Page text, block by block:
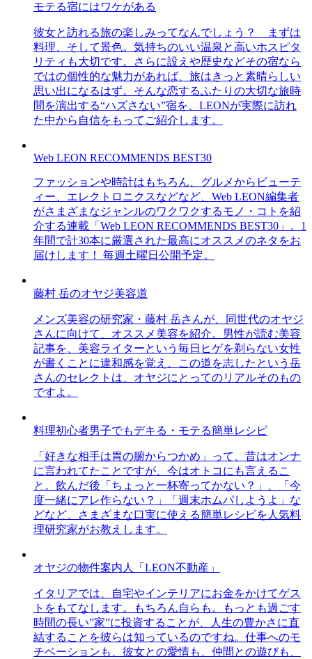
モテる宿にはワケがある
彼女と訪れる旅の楽しみってなんでしょう？ まずは
料理、そして景色。気持ちのいい温泉と高いホスピタ
リティも大切です。さらに設えや歴史などその宿なら
ではの個性的な魅力があれば、旅はきっと素晴らしい
思い出になるはず。そんな恋するふたりの大切な旅時
間を演出する“ハズさない”宿を、LEONが実際に訪れ
た中から自信をもってご紹介します。
Web LEON RECOMMENDS BEST30
ファッションや時計はもちろん、グルメからビューテ
ィー、エレクトロニクスなどなど、Web LEON編集者
がさまざまなジャンルのワクワクするモノ・コトを紹
介する連載「Web LEON RECOMMENDS BEST30」。1
年間で計30本に厳選された最高にオススメのネタをお
届けします！ 毎週土曜日公開予定。
藤村 岳のオヤジ美容道
メンズ美容の研究家・藤村 岳さんが、同世代のオヤジ
さんに向けて、オススメ美容を紹介。男性が読む美容
記事を、美容ライターという毎日ヒゲを剃らない女性
が書くことに違和感を覚え、この道を志したという岳
さんのセレクトは、オヤジにとってのリアルそのもの
ですよ。
料理初心者男子でもデキる・モテる簡単レシピ
「好きな相手は胃の腑からつかめ」って、昔はオンナ
に言われてたことですが、今はオトコにも言えるこ
と。飲んだ後「ちょっと一杯寄ってかない？」、「今
度一緒にアレ作らない？」「週末ホムパしようよ」な
どなど、さまざまな口実に使える簡単レシピを人気料
理研究家がお教えします。
オヤジの物件案内人「LEON不動産」
イタリアでは、自宅やインテリアにお金をかけてゲス
トをもてなします。もちろん自らも。もっとも過ごす
時間の長い”家”に投資することが、人生の豊かさに直
結することを彼らは知っているのですね。仕事へのモ
チベーションも、彼女との愛情も、仲間との遊びも、